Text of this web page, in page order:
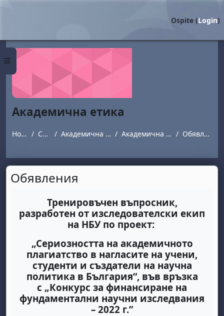
Pannello laterale
Ospite (Login)
Академична етика
Home Corsi Академична етика Академична етика Обявления
Обявления
Тренировъчен въпросник,
разработен от изследователски екип
на НБУ по проект:
„Сериозността на академичното
плагиатство в нагласите на учени,
студенти и създатели на научна
политика в България“, във връзка
с „Конкурс за финансиране на
фундаментални научни изследвания
– 2022 г.”